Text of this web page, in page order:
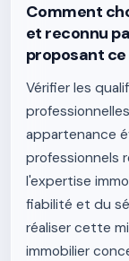
Comment
et reconnu
proposant
Vérifier les
appartenance
professionnels
l'expertise
fiabilité et du
réaliser cette
immobilier